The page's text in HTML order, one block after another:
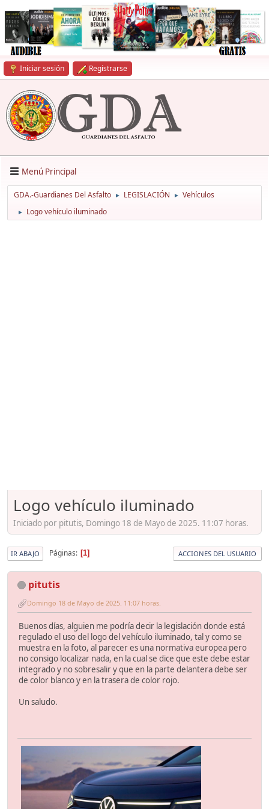
Iniciar sesión Registrarse
Menú Principal
GDA.-Guardianes Del Asfalto ► LEGISLACIÓN ► Vehículos
► Logo vehículo iluminado
Logo vehículo iluminado
Iniciado por pitutis, Domingo 18 de Mayo de 2025. 11:07 horas.
IR ABAJO Páginas 1 ACCIONES DEL USUARIO
pitutis
Domingo 18 de Mayo de 2025. 11:07 horas.
Buenos días, alguien me podría decir la legislación donde está
regulado el uso del logo del vehículo iluminado, tal y como se
muestra en la foto, al parecer es una normativa europea pero
no consigo localizar nada, en la cual se dice que este debe estar
integrado y no sobresalir y que en la parte delantera debe ser
de color blanco y en la trasera de color rojo.
Un saludo.